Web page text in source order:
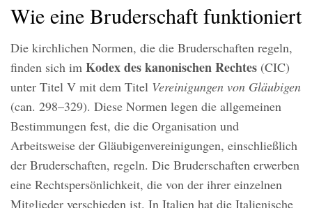
Wie eine Bruderschaft funktioniert
Die kirchlichen Normen, die die Bruderschaften regeln,
finden sich im Kodex des kanonischen Rechtes (CIC)
unter Titel V mit dem Titel Vereinigungen von Gläubigen
(can. 298–329). Diese Normen legen die allgemeinen
Bestimmungen fest, die die Organisation und
Arbeitsweise der Gläubigenvereinigungen, einschließlich
der Bruderschaften, regeln. Die Bruderschaften erwerben
eine Rechtspersönlichkeit, die von der ihrer einzelnen
Mitglieder verschieden ist. In Italien hat die Italienische